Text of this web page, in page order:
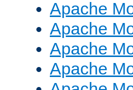
Apache
Apache
Apache
Apache